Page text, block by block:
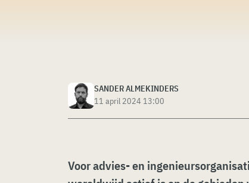
SANDER ALMEKINDERS
11 april 2024 13:00
Voor advies- en